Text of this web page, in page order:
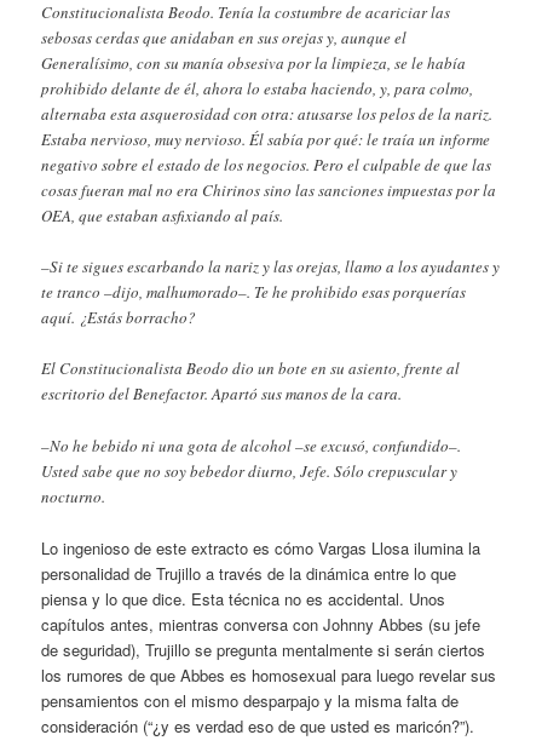
Constitucionalista Beodo. Tenía la costumbre de acariciar las
sebosas cerdas que anidaban en sus orejas y, aunque el
Generalísimo, con su manía obsesiva por la limpieza, se le había
prohibido delante de él, ahora lo estaba haciendo, y, para colmo,
alternaba esta asquerosidad con otra: atusarse los pelos de la nariz.
Estaba nervioso, muy nervioso. Él sabía por qué: le traía un informe
negativo sobre el estado de los negocios. Pero el culpable de que las
cosas fueran mal no era Chirinos sino las sanciones impuestas por la
OEA, que estaban asfixiando al país.
–Si te sigues escarbando la nariz y las orejas, llamo a los ayudantes y
te tranco –dijo, malhumorado–. Te he prohibido esas porquerías
aquí. ¿Estás borracho?
El Constitucionalista Beodo dio un bote en su asiento, frente al
escritorio del Benefactor. Apartó sus manos de la cara.
–No he bebido ni una gota de alcohol –se excusó, confundido–.
Usted sabe que no soy bebedor diurno, Jefe. Sólo crepuscular y
nocturno.
Lo ingenioso de este extracto es cómo Vargas Llosa ilumina la
personalidad de Trujillo a través de la dinámica entre lo que
piensa y lo que dice. Esta técnica no es accidental. Unos
capítulos antes, mientras conversa con Johnny Abbes (su jefe
de seguridad), Trujillo se pregunta mentalmente si serán ciertos
los rumores de que Abbes es homosexual para luego revelar sus
pensamientos con el mismo desparpajo y la misma falta de
consideración (“¿y es verdad eso de que usted es maricón?”).